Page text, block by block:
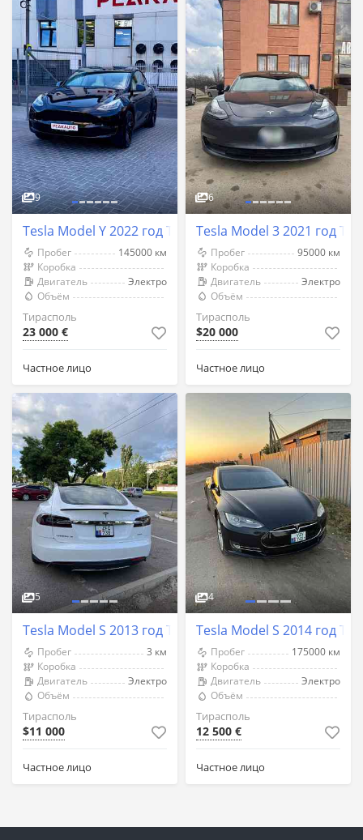
9
Tesla Model Y 2022 год Тирасполь
Пробег
145000 км
Коробка
Двигатель
Электро
Объём
Тирасполь
23 000 €
Частное лицо
6
Tesla Model 3 2021 год
Пробег
95000 км
Коробка
Двигатель
Электро
Объём
Тирасполь
$20 000
Частное лицо
5
Tesla Model S 2013 год Тирасполь
Пробег
3 км
Коробка
Двигатель
Электро
Объём
Тирасполь
$11 000
Частное лицо
4
Tesla Model S 2014 год
Пробег
175000 км
Коробка
Двигатель
Электро
Объём
Тирасполь
12 500 €
Частное лицо